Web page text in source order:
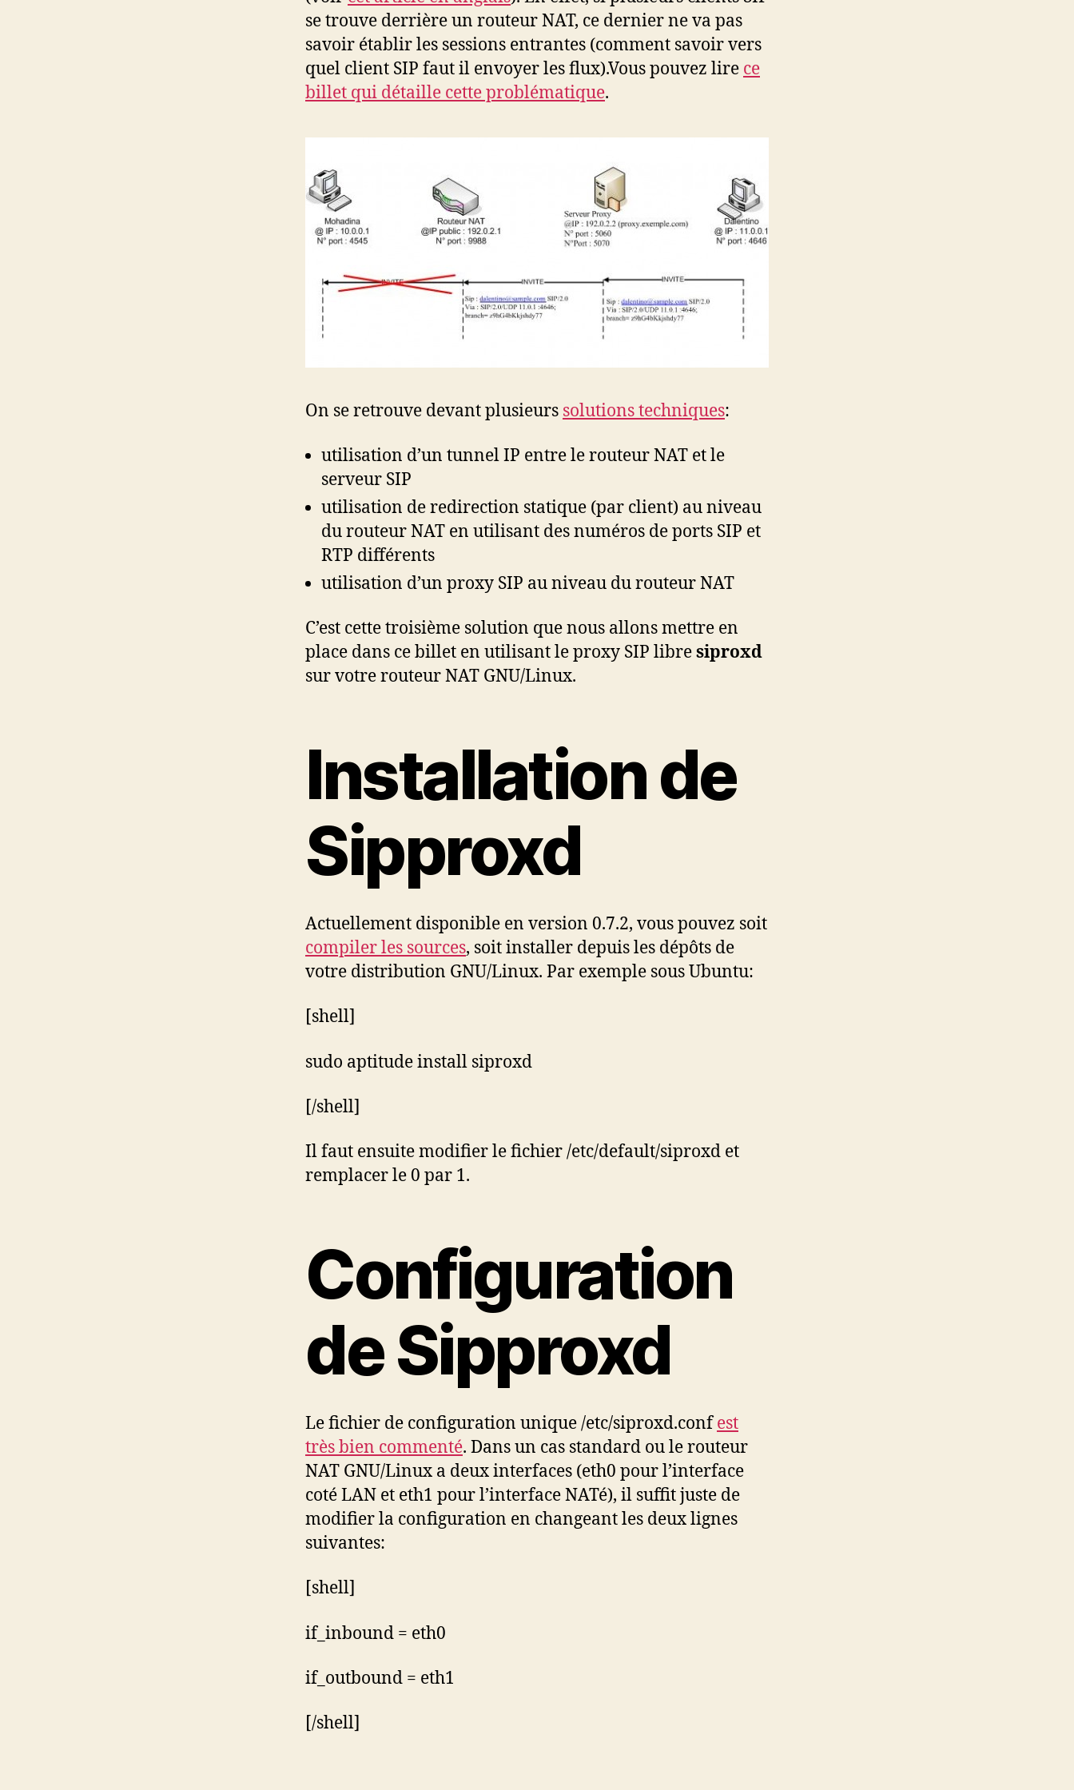
se trouve derrière un routeur NAT, ce dernier ne va pas
savoir établir les sessions entrantes (comment savoir vers
quel client SIP faut il envoyer les flux).Vous pouvez lire ce
billet qui détaille cette problématique.
On se retrouve devant plusieurs solutions techniques:
utilisation d’un tunnel IP entre le routeur NAT et le
serveur SIP
utilisation de redirection statique (par client) au niveau
du routeur NAT en utilisant des numéros de ports SIP et
RTP différents
utilisation d’un proxy SIP au niveau du routeur NAT
C’est cette troisième solution que nous allons mettre en
place dans ce billet en utilisant le proxy SIP libresiproxd
sur votre routeur NAT GNU/Linux.
Installation de
Sipproxd
Actuellement disponible en version 0.7.2, vous pouvez soit
compiler les sources, soit installer depuis les dépôts de
votre distribution GNU/Linux. Par exemple sous Ubuntu:
[shell]
sudo aptitude install siproxd
[/shell]
Il faut ensuite modifier le fichier /etc/default/siproxd et
remplacer le 0 par 1.
Configuration
de Sipproxd
Le fichier de configuration unique /etc/siproxd.confest
très bien commenté. Dans un cas standard ou le routeur
NAT GNU/Linux a deux interfaces (eth0 pour l’interface
coté LAN et eth1 pour l’interface NATé), il suffit juste de
modifier la configuration en changeant les deux lignes
suivantes:
[shell]
if_inbound = eth0
if_outbound = eth1
[/shell]